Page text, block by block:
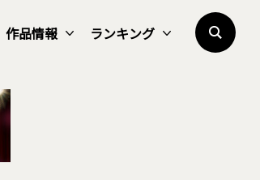
作品情報 ランキング